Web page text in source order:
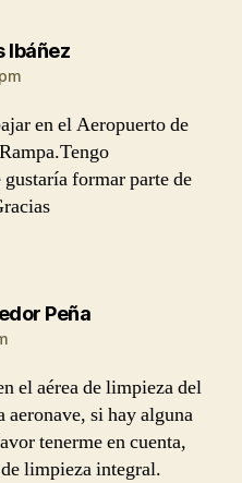
Ibáñezdice:
en el Aeropuerto de
formar parte de
Peñadice:
el aérea de limpieza del
si hay alguna
tenerme en cuenta,
limpieza integral.